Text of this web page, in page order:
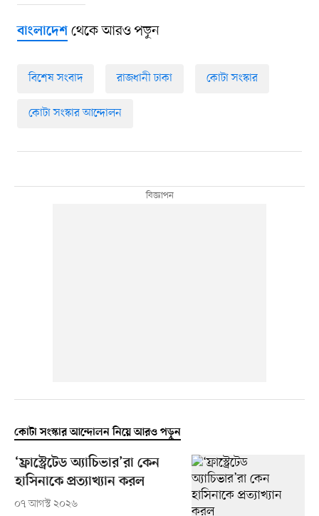
বাংলাদেশথেকে আরও পড়ুন
বিশেষ সংবাদ রাজধানী ঢাকা কোটা সংস্কার
কোটা সংস্কার আন্দোলন
কোটা সংস্কার আন্দোলন নিয়ে আরও পড়ুন
‘ফ্রাস্ট্রেটেড অ্যাচিভার’রা কেন
হাসিনাকে প্রত্যাখ্যান করল
০৭ আগস্ট ২০২৬